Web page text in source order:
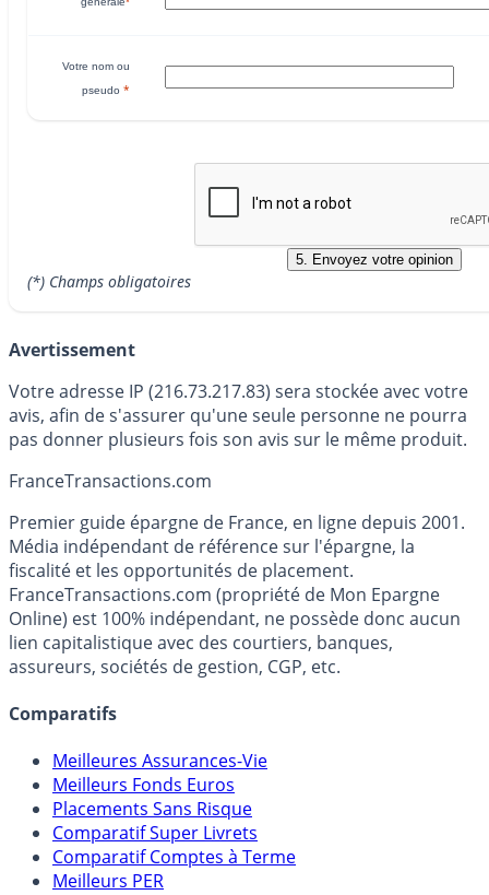
Votre nom ou
pseudo *
(*) Champs obligatoires
Avertissement
Votre adresse IP (216.73.217.83) sera stockée avec votre
avis, afin de s'assurer qu'une seule personne ne pourra
pas donner plusieurs fois son avis sur le même produit.
FranceTransactions.com
Premier guide épargne de France, en ligne depuis 2001.
Média indépendant de référence sur l'épargne, la
fiscalité et les opportunités de placement.
FranceTransactions.com (propriété de Mon Epargne
Online) est 100% indépendant, ne possède donc aucun
lien capitalistique avec des courtiers, banques,
assureurs, sociétés de gestion, CGP, etc.
Comparatifs
Meilleures Assurances-Vie
Meilleurs Fonds Euros
Placements Sans Risque
Comparatif Super Livrets
Comparatif Comptes à Terme
Meilleurs PER